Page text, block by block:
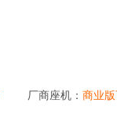
厂商座机： 商业